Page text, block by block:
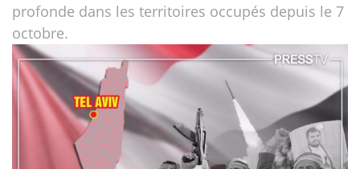
profonde dans les territoires occupés depuis le 7
octobre.